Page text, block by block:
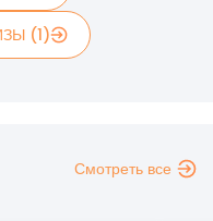
(1)
Смотреть все